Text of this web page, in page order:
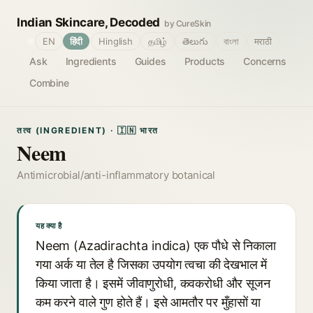
Indian Skincare, Decoded by CureSkin
Ask Ingredients Guides Products
Concerns
Combine
EN हिंदी Hinglish தமிழ் తెలుగు বাংলা मराठी
तत्व (INGREDIENT) · 🇮🇳 भारत
Neem
Antimicrobial/anti-inflammatory botanical
यह क्या है
Neem (Azadirachta indica) एक पौधे से निकाला
गया अर्क या तेल है जिसका उपयोग त्वचा की देखभाल में
किया जाता है। इसमें जीवाणुरोधी, कवकरोधी और सूजन
कम करने वाले गुण होते हैं। इसे आमतौर पर मुँहासों या